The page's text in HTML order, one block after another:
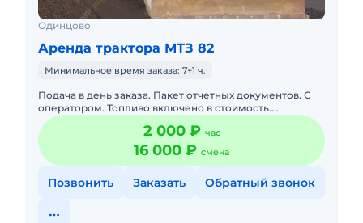
Одинцово
Аренда трактора МТЗ 82
Минимальное время заказа: 7+1 ч.
Подача в день заказа. Пакет отчетных документов. С
оператором. Топливо включено в стоимость.
Краткосрочная аренда. Долгосрочная аренда. Техника
с малой наработк
2 000 ₽ час
16 000 ₽ смена
Позвонить Заказать Обратный звонок